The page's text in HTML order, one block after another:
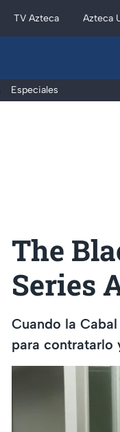
TV Azteca Azteca
Especiales
The
Series
Cuando la
para contratarlo